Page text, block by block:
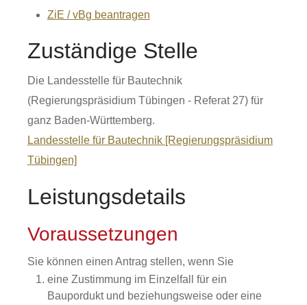
ZiE / vBg beantragen
Zuständige Stelle
Die Landesstelle für Bautechnik
(Regierungspräsidium Tübingen - Referat 27) für
ganz Baden-Württemberg.
Landesstelle für Bautechnik [Regierungspräsidium
Tübingen]
Leistungsdetails
Voraussetzungen
Sie können einen Antrag stellen, wenn Sie
eine Zustimmung im Einzelfall für ein
Baupordukt und beziehungsweise oder eine